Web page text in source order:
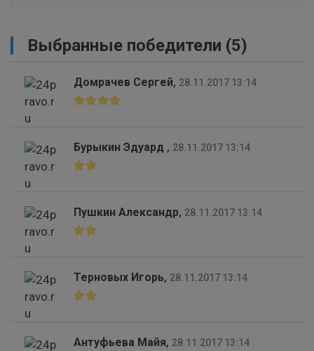
Выбранные победители (5)
Домрачев Сергей, 28.11.2017 13:14
Бурыкин Эдуард , 28.11.2017 13:14
Пушкин Александр, 28.11.2017 13:14
Терновых Игорь, 28.11.2017 13:14
Антуфьева Майя, 28.11.2017 13:14